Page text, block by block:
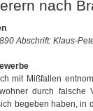
nach
Abschrift: Klaus-
mit Mißfallen
durch falsche
begeben haben, in